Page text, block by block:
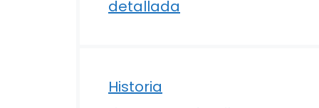
detallada
Historia